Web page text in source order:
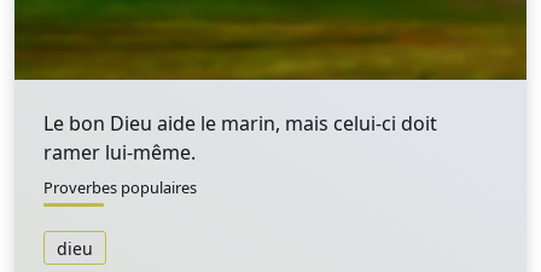
Le bon Dieu aide le marin, mais celui-ci doit
ramer lui-même.
Proverbes populaires
dieu